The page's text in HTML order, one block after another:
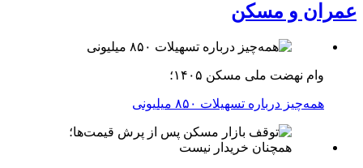
عمران و مسکن
وام نهضت ملی مسکن ۱۴۰۵؛
همه‌چیز درباره تسهیلات ۸۵۰ میلیونی